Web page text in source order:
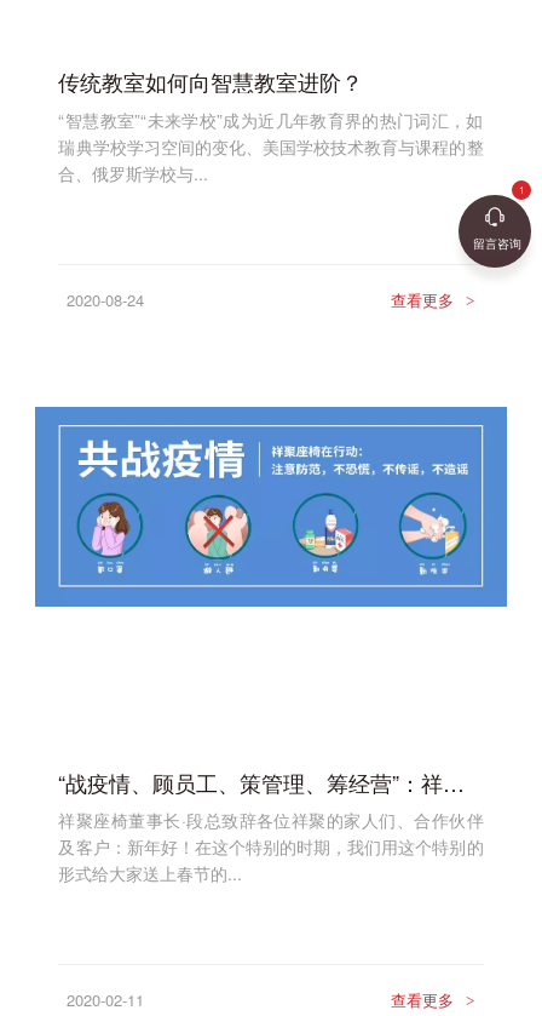
传统教室如何向智慧教室进阶？
“智慧教室”“未来学校”成为近几年教育界的热门词汇，如
瑞典学校学习空间的变化、美国学校技术教育与课程的整
合、俄罗斯学校与...
2020-08-24 查看更多 >
“战疫情、顾员工、策管理、筹经营”：祥聚座椅心怀信心、底蕴十足！
祥聚座椅董事长·段总致辞各位祥聚的家人们、合作伙伴
及客户：新年好！在这个特别的时期，我们用这个特别的
形式给大家送上春节的...
2020-02-11 查看更多 >
留言咨询